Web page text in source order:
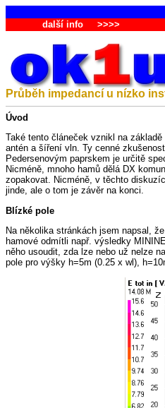
další info>>>>
Průběh impedancí u nízko
Úvod
Také tento článeček vznikl na
antén a šíření vln. Ty cenné
Pedersenovým paprskem je určitě
Nicméně, mnoho hamů dělá DX
zopakovat. Nicméně, v těchto
jinde, ale o tom je závěr na konci.
Blízké pole
Na několika stránkách jsem napsal,
hamové odmítli např. výsledky
něho usoudit, zda lze nebo už nelze
pole pro výšky h=5m (0.25 x wl),